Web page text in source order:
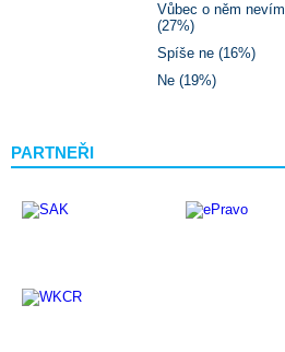
Vůbec o něm nevím
(27%)
Spíše ne (16%)
Ne (19%)
PARTNEŘI